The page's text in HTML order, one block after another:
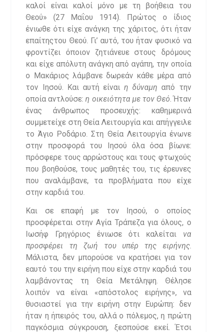
καλοί είναι καλοί μόνο με τη βοήθεια του
Θεού» (27 Μαΐου 1914). Πρώτος ο ίδιος
ένιωθε ότι είχε ανάγκη της χάριτος, ότι ήταν
επαίτηςτου Θεού. Γι’ αυτό, του ήταν φυσικό να
φροντίζει όποιον ζητιάνευε στους δρόμους
και είχε απόλυτη ανάγκη από αγάπη, την οποία
ο Μακάριος λάμβανε δωρεάν κάθε μέρα από
τον Ιησού. Και αυτή είναιη δύναμη από την
οποία αντλούσε:η οικειότητα με τον Θεό . Ήταν
ένας άνθρωπος προσευχής: καθημερινά
συμμετείχε στη Θεία Λειτουργία και απήγγειλε
το Άγιο Ροδάριο. Στη Θεία Λειτουργία ένωνε
στην προσφορά του Ιησού όλα όσα βίωνε:
πρόσφερε τους αρρώστους και τους φτωχούς
που βοηθούσε, τους μαθητές του, τις έρευνες
που αναλάμβανε, τα προβλήματα που είχε
στην καρδιά του.
Και σε επαφή με τον Ιησού, ο οποίος
προσφέρεται στην Αγία Τράπεζα για όλους, ο
Ιωσήφ Γρηγόριος ένιωσε ότι καλείται να
προσφέρει τη ζωή του υπέρ της ειρήνης.
Μάλιστα, δεν μπορούσε να κρατήσει για τον
εαυτό του την ειρήνη που είχε στην καρδιά του
λαμβάνοντας τη Θεία Μετάληψη. Θέλησε
λοιπόν να είναι «απόστολος ειρήνης», να
θυσιαστεί για την ειρήνη στην Ευρώπη: δεν
ήταν η ήπειρός του, αλλά ο πόλεμος, η πρώτη
παγκόσμια σύγκρουση, ξεσπούσε εκεί. Έτσι